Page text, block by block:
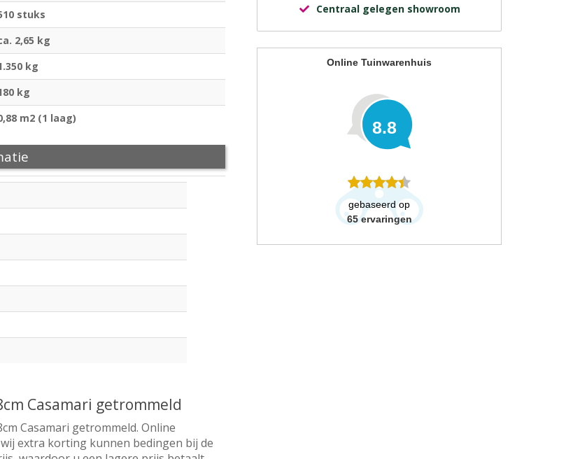
stuks
2,65 kg
kg
kg
m2 (1 laag)
Casamari getrommeld
Casamari getrommeld. Online
extra korting kunnen bedingen bij de
Centraal gelegen showroom
Online Tuinwarenhuis
8.8
gebaseerd op
65 ervaringen